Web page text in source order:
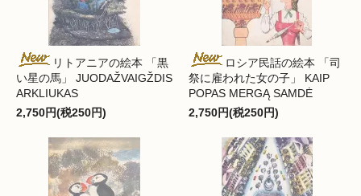
リトアニアの絵本 「黒
い星の馬」 JUODAŽVAIGŽDIS
ARKLIUKAS
2,750円(税250円)
ロシア民話の絵本 「司
祭に雇われた女の子」 KAIP
POPAS MERGĄ SAMDĖ
2,750円(税250円)